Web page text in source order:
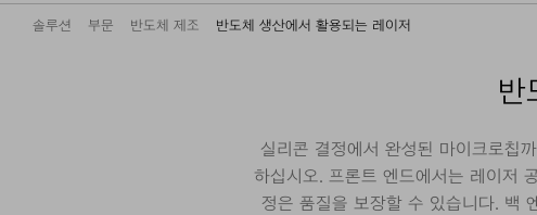
솔루션 부문 반도체 제조 반도체 생산에서 활용되는 레이저
반
실리콘 결정에서 완성된 마이크로칩
하십시오. 프론트 엔드에서는 레이저
정은 품질을 보장할 수 있습니다. 백